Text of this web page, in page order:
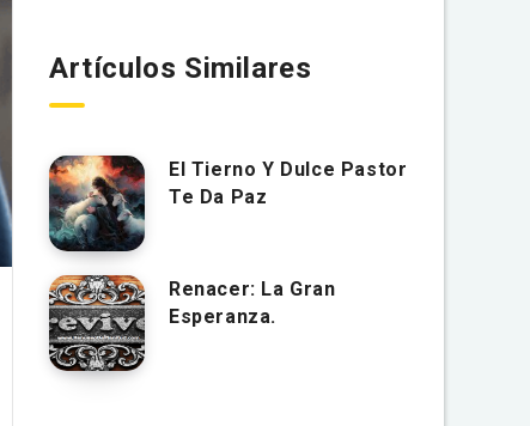
Artículos Similares
El Tierno Y Dulce Pastor
Te Da Paz
Renacer: La Gran
Esperanza.